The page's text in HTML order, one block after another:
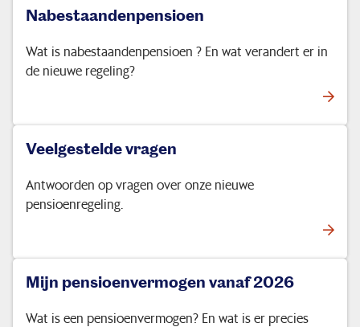
Nabestaandenpensioen
Wat is nabestaandenpensioen ? En wat verandert er in
de nieuwe regeling?
Veelgestelde vragen
Antwoorden op vragen over onze nieuwe
pensioenregeling.
Mijn pensioenvermogen vanaf 2026
Wat is een pensioenvermogen? En wat is er precies